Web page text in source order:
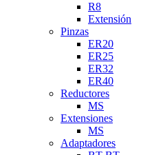
R8
Extensión
Pinzas
ER20
ER25
ER32
ER40
Reductores
MS
Extensiones
MS
Adaptadores